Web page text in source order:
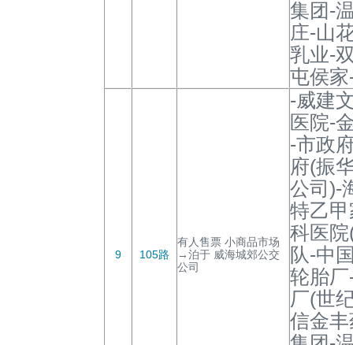
集团-
庄-山
乳业-
屯侯
9 105路
有人售票 小商品市场
→泊于 威海城郊公交
公司
-威建
医院-
-市政
府(振
公司)-
特乙
科医
队-中
轮胎
厂(世
信金